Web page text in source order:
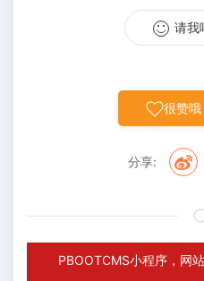
请我
很赞哦
分享:
PBOOTCMS小程序，网